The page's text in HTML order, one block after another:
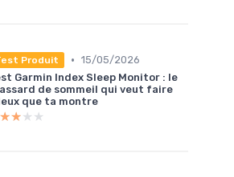
Produit • 15/05/2026
Garmin Index Sleep Monitor : le
de sommeil qui veut faire
que ta montre